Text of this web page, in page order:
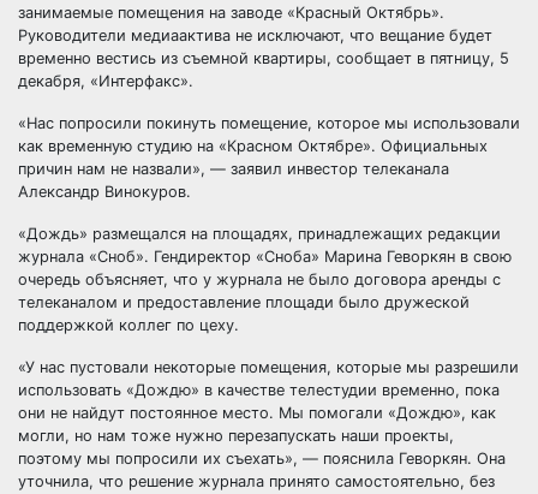
занимаемые помещения на заводе «Красный Октябрь».
Руководители медиаактива не исключают, что вещание будет
временно вестись из съемной квартиры, сообщает в пятницу, 5
декабря, «Интерфакс».
«Нас попросили покинуть помещение, которое мы использовали
как временную студию на «Красном Октябре». Официальных
причин нам не назвали», — заявил инвестор телеканала
Александр Винокуров.
«Дождь» размещался на площадях, принадлежащих редакции
журнала «Сноб». Гендиректор «Сноба» Марина Геворкян в свою
очередь объясняет, что у журнала не было договора аренды с
телеканалом и предоставление площади было дружеской
поддержкой коллег по цеху.
«У нас пустовали некоторые помещения, которые мы разрешили
использовать «Дождю» в качестве телестудии временно, пока
они не найдут постоянное место. Мы помогали «Дождю», как
могли, но нам тоже нужно перезапускать наши проекты,
поэтому мы попросили их съехать», — пояснила Геворкян. Она
уточнила, что решение журнала принято самостоятельно, без